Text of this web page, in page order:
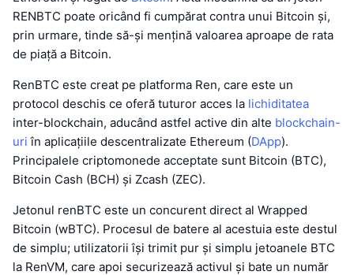
RENBTC poate oricând fi cumpărat contra unui Bitcoin și,
prin urmare, tinde să-și mențină valoarea aproape de rata
de piață a Bitcoin.
RenBTC este creat pe platforma Ren, care este un
protocol deschis ce oferă tuturor acces la lichiditatea
inter-blockchain, aducând astfel active din alte blockchain-
uri în aplicațiile descentralizate Ethereum (DApp).
Principalele criptomonede acceptate sunt Bitcoin (BTC),
Bitcoin Cash (BCH) și Zcash (ZEC).
Jetonul renBTC este un concurent direct al Wrapped
Bitcoin (wBTC). Procesul de batere al acestuia este destul
de simplu; utilizatorii își trimit pur și simplu jetoanele BTC
la RenVM, care apoi securizează activul și bate un număr